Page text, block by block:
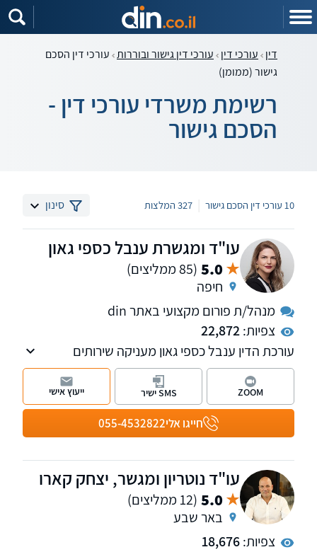
דין עורכי דין עורכי דין גישור ובוררות עורכי דין הסכם
גישור (ממומן)
רשימת משרדי עורכי דין -
הסכם גישור
10 עורכי דין הסכם גישור 327 המלצות סינון
עו"ד ומגשרת ענבל כספי גאון
5.0 (85 ממליצים)
חיפה
מנהל/ת פורום מקצועי באתר din
צפיות:22,872
עורכת הדין ענבל כספי גאון מעניקה שירותים
ללקוחות בפריסה ארצית. המשרד נותן שירות
מקצועי ללא רבב, לצד יחס פרסונלי ואדיב
ללקוחותיו.
חייגו אלי055-4532822
ZOOM SMS ישיר ייעוץ אישי
עו"ד נוטריון ומגשר, יצחק קארו
5.0 (12 ממליצים)
באר שבע
צפיות:18,676